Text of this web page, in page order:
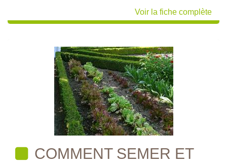
Voir la fiche complète
COMMENT SEMER ET